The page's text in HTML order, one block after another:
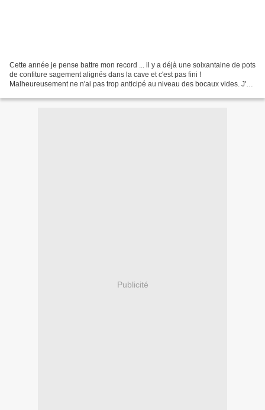
Cette année je pense battre mon record ... il y a déjà une soixantaine de pots
de confiture sagement alignés dans la cave et c'est pas fini !
Malheureusement ne n'ai pas trop anticipé au niveau des bocaux vides. J'ai
Publicité